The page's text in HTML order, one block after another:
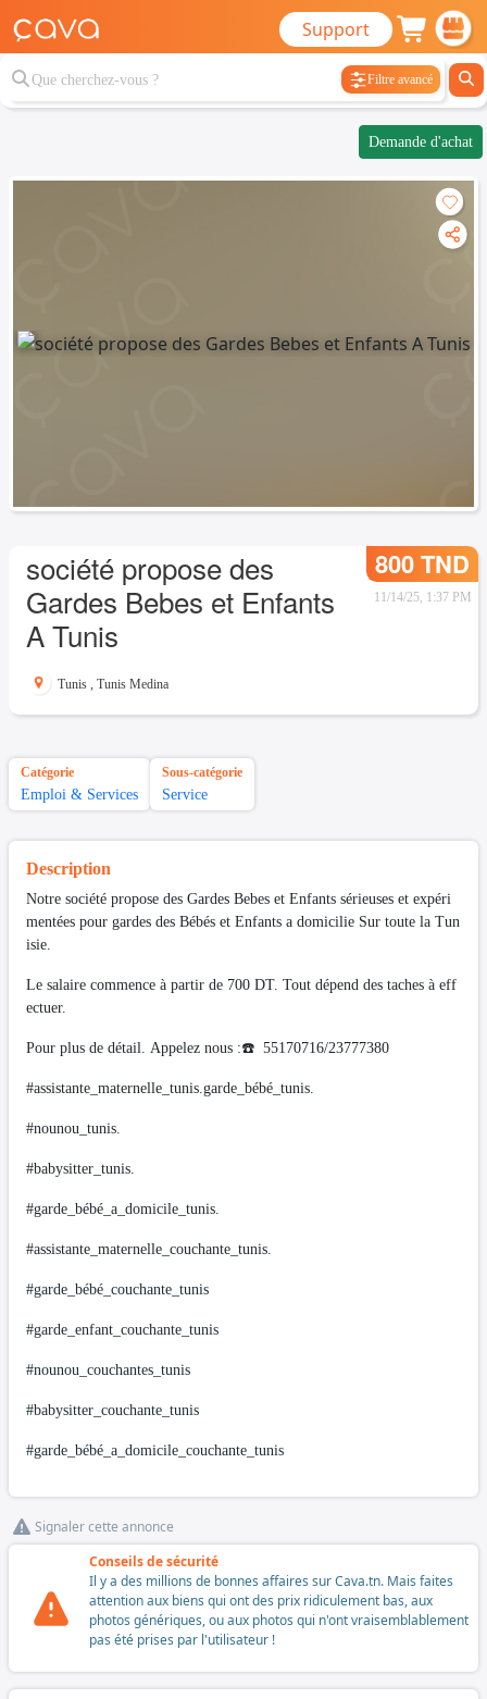
Support
Filtre avancé
Demande d'achat
société propose des
Gardes Bebes et Enfants
A Tunis
800 TND
11/14/25, 1:37 PM
Tunis , Tunis Medina
Catégorie
Emploi & Services
Sous-catégorie
Service
Description
Notre société propose des Gardes Bebes et Enfants sérieuses et expéri
mentées pour gardes des Bébés et Enfants a domicilie Sur toute la Tun
isie.
Le salaire commence à partir de 700 DT. Tout dépend des taches à eff
ectuer.
Pour plus de détail. Appelez nous :☎️ 55170716/23777380
#assistante_maternelle_tunis.garde_bébé_tunis.
#nounou_tunis.
#babysitter_tunis.
#garde_bébé_a_domicile_tunis.
#assistante_maternelle_couchante_tunis.
#garde_bébé_couchante_tunis
#garde_enfant_couchante_tunis
#nounou_couchantes_tunis
#babysitter_couchante_tunis
#garde_bébé_a_domicile_couchante_tunis
Signaler cette annonce
Conseils de sécurité
Il y a des millions de bonnes affaires sur Cava.tn. Mais faites
attention aux biens qui ont des prix ridiculement bas, aux
photos génériques, ou aux photos qui n'ont vraisemblablement
pas été prises par l'utilisateur !